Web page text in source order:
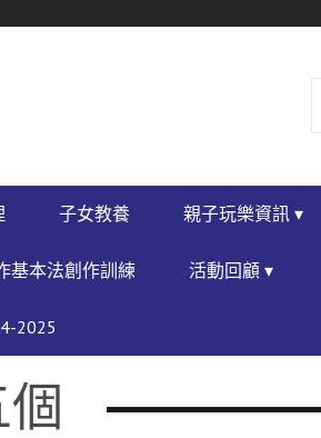
子女教養 親子玩樂資訊 ▾
基本法創作訓練 活動回顧 ▾
2025